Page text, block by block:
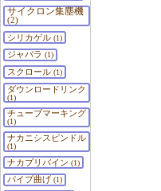
サイクロン集塵機
(2)
シリカゲル(1)
ジャバラ (1)
スクロール(1)
ダウンロードリンク
(1)
チューブマーキング
(1)
ナカニシスピンドル
(1)
ナカプリバイン (1)
パイプ曲げ(1)